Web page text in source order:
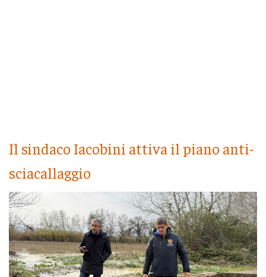
Il sindaco Iacobini attiva il piano anti-
sciacallaggio